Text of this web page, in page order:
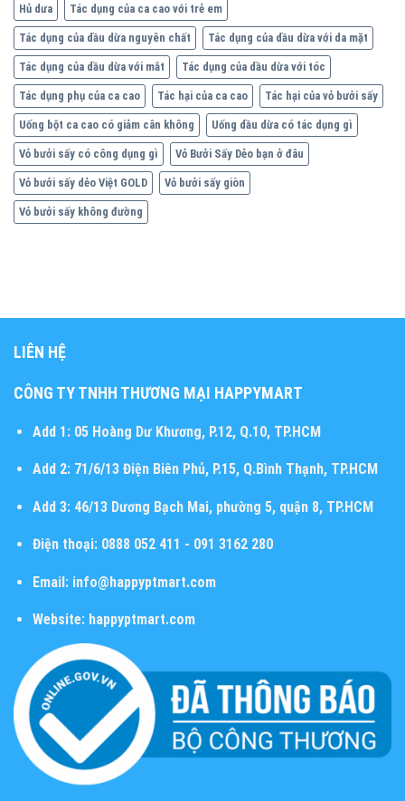
Hủ dưa Tác dụng của ca cao với trẻ em
Tác dụng của dầu dừa nguyên chất Tác dụng của dầu dừa với da mặt
Tác dụng của dầu dừa với mắt Tác dụng của dầu dừa với tóc
Tác dụng phụ của ca cao Tác hại của ca cao Tác hại của vỏ bưởi sấy
Uống bột ca cao có giảm cân không Uống dầu dừa có tác dụng gì
Vỏ bưởi sấy có công dụng gì Vỏ Bưởi Sấy Dẻo bạn ở đâu
Vỏ bưởi sấy dẻo Việt GOLD Vỏ bưởi sấy giòn
Vỏ bưởi sấy không đường
LIÊN HỆ
CÔNG TY TNHH THƯƠNG MẠI HAPPYMART
Add 1:05 Hoàng Dư Khương, P.12, Q.10, TP.HCM
Add 2:71/6/13 Điện Biên Phủ, P.15, Q.Bình Thạnh, TP.HCM
Add 3:46/13 Dương Bạch Mai, phường 5, quận 8, TP.HCM
Điện thoại:0888 052 411 - 091 3162 280
Email:info@happyptmart.com
Website: happyptmart.com